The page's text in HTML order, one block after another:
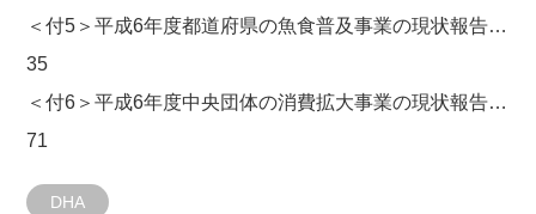
＜付5＞平成6年度都道府県の魚食普及事業の現状報告…
35
＜付6＞平成6年度中央団体の消費拡大事業の現状報告…
71
DHA